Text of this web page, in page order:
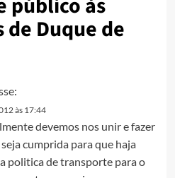
público às
Duque de
às 17:44
devemos nos unir e fazer
cumprida para que haja
politica de transporte para o